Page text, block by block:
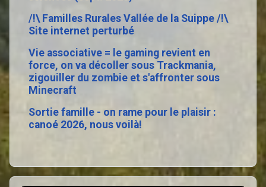
/!\ Familles Rurales Vallée de la Suippe /!\
Site internet perturbé
Vie associative = le gaming revient en
force, on va décoller sous Trackmania,
zigouiller du zombie et s'affronter sous
Minecraft
Sortie famille - on rame pour le plaisir :
canoé 2026, nous voilà!